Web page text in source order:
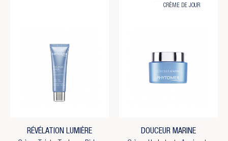
RÉVÉLATION LUMIÈRE
CRÈME DE JOUR
DOUCEUR MARINE